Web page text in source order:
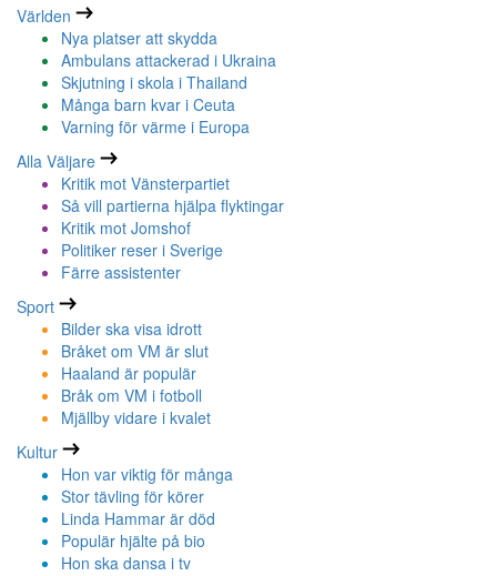
Världen
Nya platser att skydda
Ambulans attackerad i Ukraina
Skjutning i skola i Thailand
Många barn kvar i Ceuta
Varning för värme i Europa
Alla Väljare
Kritik mot Vänsterpartiet
Så vill partierna hjälpa flyktingar
Kritik mot Jomshof
Politiker reser i Sverige
Färre assistenter
Sport
Bilder ska visa idrott
Bråket om VM är slut
Haaland är populär
Bråk om VM i fotboll
Mjällby vidare i kvalet
Kultur
Hon var viktig för många
Stor tävling för körer
Linda Hammar är död
Populär hjälte på bio
Hon ska dansa i tv